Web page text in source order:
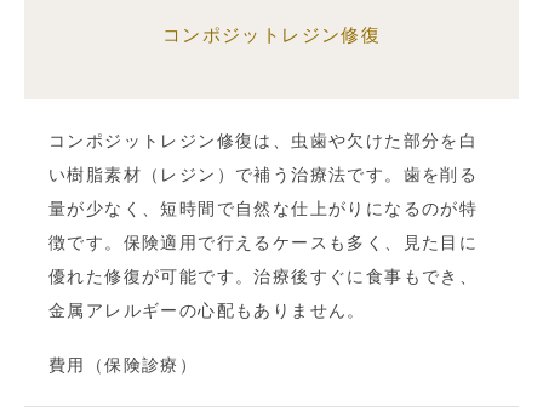
コンポジットレジン修復
コンポジットレジン修復は、虫歯や欠けた部分を白
い樹脂素材（レジン）で補う治療法です。歯を削る
量が少なく、短時間で自然な仕上がりになるのが特
徴です。保険適用で行えるケースも多く、見た目に
優れた修復が可能です。治療後すぐに食事もでき、
金属アレルギーの心配もありません。
費用（保険診療）